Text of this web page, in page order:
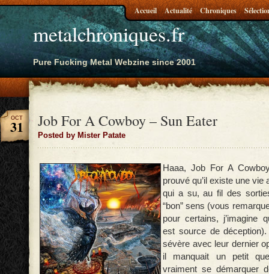
metalchroniques.fr
Pure Fucking Metal Webzine since 2001
Accueil Actualité Chroniques
Job For A Cowboy – Sun Eater
Posted by Mister Patate
OCT
31
Haaa, Job For A
prouvé qu’il existe une vie
qui a su, au fil des
“bon” sens (vous
pour certains, j’imagine
est source de
sévère avec leur dernier
il manquait un petit
vraiment se démarquer